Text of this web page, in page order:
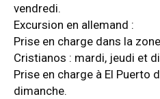
vendredi.
Excursion en allemand :
Prise en charge dans la
Cristianos : mardi, jeudi et
Prise en charge à El Puerto
dimanche.